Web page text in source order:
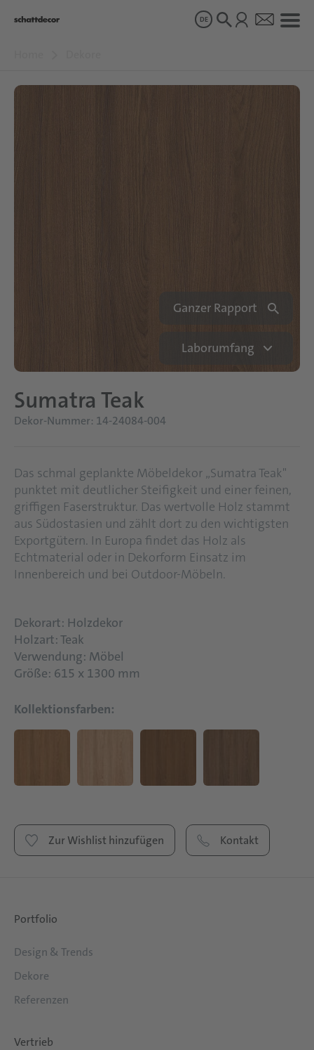
DE
Ganzer Rapport
Laborumfang
Sumatra Teak
Dekor-Nummer: 14-24084-004
Das schmal geplankte Möbeldekor „Sumatra Teak"
punktet mit deutlicher Steifigkeit und einer feinen,
griffigen Faserstruktur. Das wertvolle Holz stammt
aus Südostasien und zählt dort zu den wichtigsten
Exportgütern. In Europa findet das Holz als
Echtmaterial oder in Dekorform Einsatz im
Innenbereich und bei Outdoor-Möbeln.
Dekorart: Holzdekor
Holzart: Teak
Verwendung: Möbel
Größe: 615 x 1300 mm
Kollektionsfarben:
Zur Wishlist hinzufügen Kontakt
Portfolio
Design & Trends
Dekore
Referenzen
Vertrieb